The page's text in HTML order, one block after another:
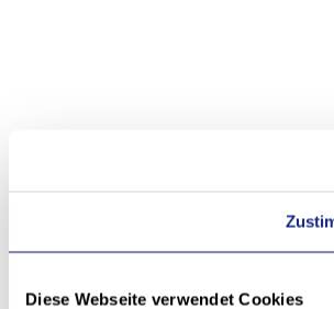
Diese Webseite verwendet Cookies